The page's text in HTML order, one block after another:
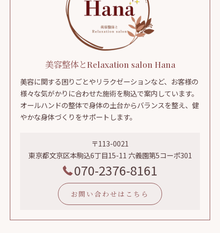
美容整体とRelaxation salon Hana
美容に関する困りごとやリラクゼーションなど、お客様の
様々な気がかりに合わせた施術を駒込で案内しています。
オールハンドの整体で身体の土台からバランスを整え、健
やかな身体づくりをサポートします。
〒113-0021
東京都文京区本駒込6丁目15-11 六義園第5コーポ301
070-2376-8161
お問い合わせはこちら